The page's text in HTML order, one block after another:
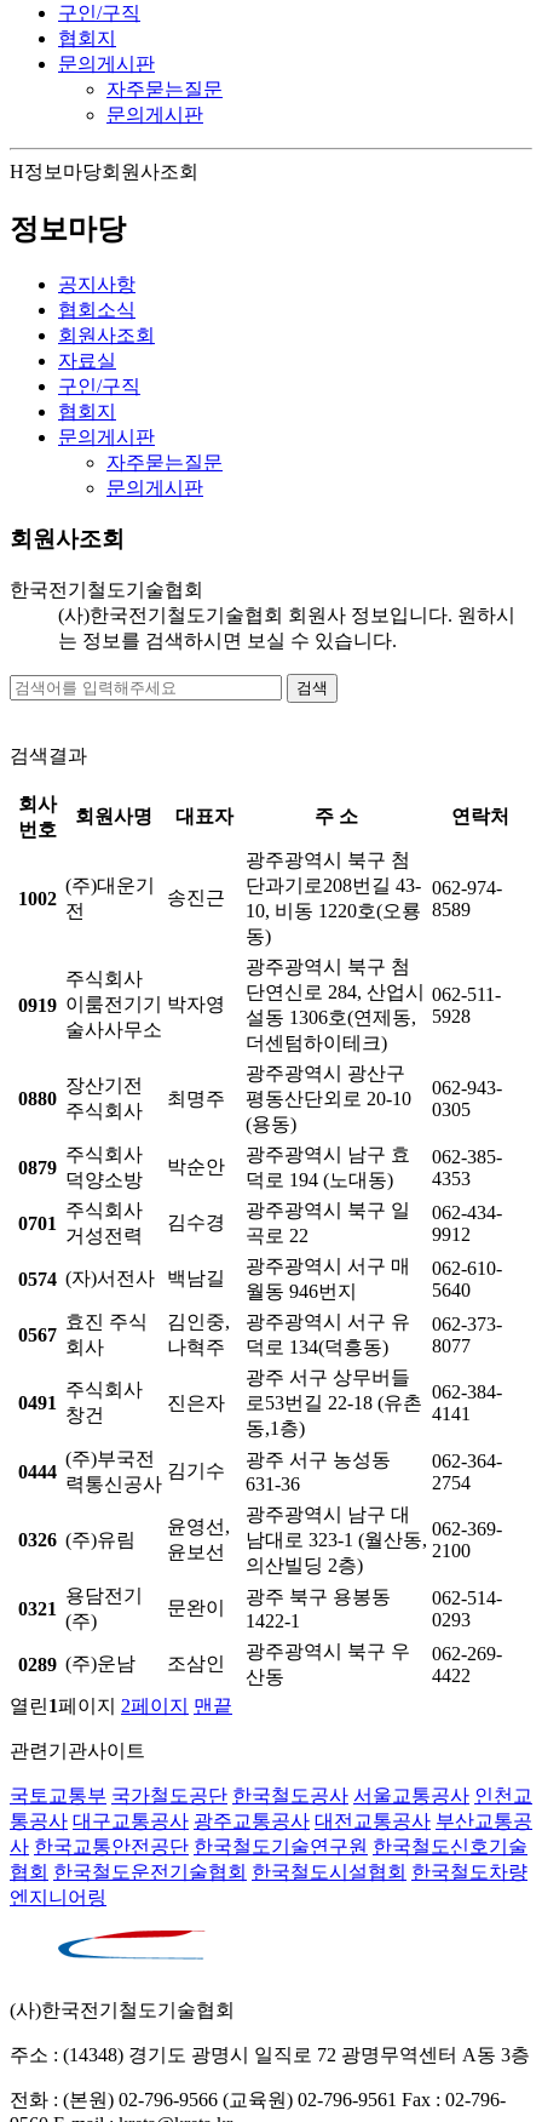
구인/구직
협회지
문의게시판
자주묻는질문
문의게시판
H정보마당회원사조회
정보마당
공지사항
협회소식
회원사조회
자료실
구인/구직
협회지
문의게시판
자주묻는질문
문의게시판
회원사조회
한국전기철도기술협회
(사)한국전기철도기술협회 회원사 정보입니다. 원하시
는 정보를 검색하시면 보실 수 있습니다.
검색결과
회사
번호
회원사명 대표자 주 소 연락처
1002
(주)대운기
전
송진근
광주광역시 북구 첨
단과기로208번길 43-
10, 비동 1220호(오룡
동)
062-974-
8589
0919
주식회사
이룸전기기
술사사무소
박자영
광주광역시 북구 첨
단연신로 284, 산업시
설동 1306호(연제동,
더센텀하이테크)
062-511-
5928
0880
장산기전
주식회사
최명주
광주광역시 광산구
평동산단외로 20-10
(용동)
062-943-
0305
0879
주식회사
덕양소방
박순안
광주광역시 남구 효
덕로 194 (노대동)
062-385-
4353
0701
주식회사
거성전력
김수경
광주광역시 북구 일
곡로 22
062-434-
9912
0574 (자)서전사 백남길
광주광역시 서구 매
월동 946번지
062-610-
5640
0567
효진 주식
회사
김인중,
나혁주
광주광역시 서구 유
덕로 134(덕흥동)
062-373-
8077
0491
주식회사
창건
진은자
광주 서구 상무버들
로53번길 22-18 (유촌
동,1층)
062-384-
4141
0444
(주)부국전
력통신공사
김기수
광주 서구 농성동
631-36
062-364-
2754
0326 (주)유림
윤영선,
윤보선
광주광역시 남구 대
남대로 323-1 (월산동,
의산빌딩 2층)
062-369-
2100
0321
용담전기
(주)
문완이
광주 북구 용봉동
1422-1
062-514-
0293
0289 (주)운남 조삼인
광주광역시 북구 우
산동
062-269-
4422
열린1페이지 2페이지 맨끝
관련기관사이트
국토교통부 국가철도공단 한국철도공사 서울교통공사 인천교
통공사 대구교통공사 광주교통공사 대전교통공사 부산교통공
사 한국교통안전공단 한국철도기술연구원 한국철도신호기술
협회 한국철도운전기술협회 한국철도시설협회 한국철도차량
엔지니어링
(사)한국전기철도기술협회
주소 : (14348) 경기도 광명시 일직로 72 광명무역센터 A동 3층
전화 : (본원) 02-796-9566 (교육원) 02-796-9561 Fax : 02-796-